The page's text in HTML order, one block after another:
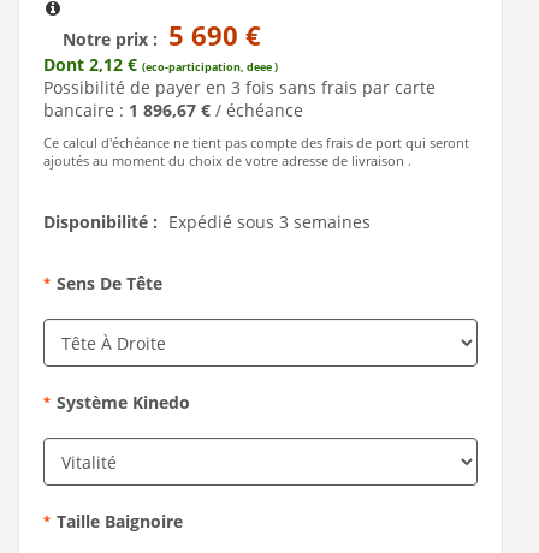
Notre prix : 5 690 €
Dont 2,12 € (eco-participation, deee )
Possibilité de payer en 3 fois sans frais par carte
bancaire : 1 896,67 € / échéance
Ce calcul d'échéance ne tient pas compte des frais de port qui seront
ajoutés au moment du choix de votre adresse de livraison .
Disponibilité : Expédié sous 3 semaines
* Sens De Tête
* Système Kinedo
* Taille Baignoire